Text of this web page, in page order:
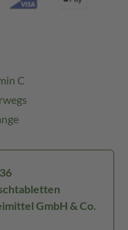
C
GmbH & Co.